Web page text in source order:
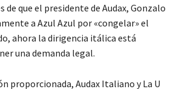
de que el presidente de Audax, Gonzalo
a Azul Azul por «congelar» el
ahora la dirigencia itálica está
una demanda legal.
proporcionada, Audax Italiano y La U